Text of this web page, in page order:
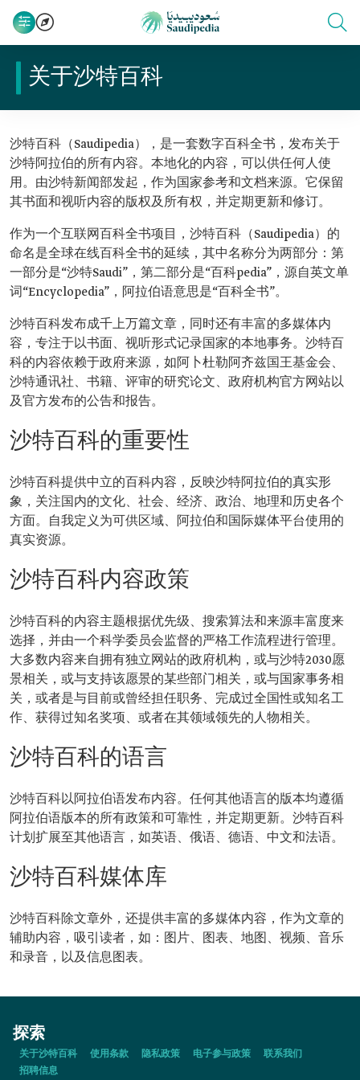
关于沙特百科
沙特百科（Saudipedia），是一套数字百科全书，发布关于
沙特阿拉伯的所有内容。本地化的内容，可以供任何人使
用。由沙特新闻部发起，作为国家参考和文档来源。它保留
其书面和视听内容的版权及所有权，并定期更新和修订。
作为一个互联网百科全书项目，沙特百科（Saudipedia）的
命名是全球在线百科全书的延续，其中名称分为两部分：第
一部分是“沙特Saudi”，第二部分是“百科pedia”，源自英文单
词“Encyclopedia”，阿拉伯语意思是“百科全书”。
沙特百科发布成千上万篇文章，同时还有丰富的多媒体内
容，专注于以书面、视听形式记录国家的本地事务。沙特百
科的内容依赖于政府来源，如阿卜杜勒阿齐兹国王基金会、
沙特通讯社、书籍、评审的研究论文、政府机构官方网站以
及官方发布的公告和报告。
沙特百科的重要性
沙特百科提供中立的百科内容，反映沙特阿拉伯的真实形
象，关注国内的文化、社会、经济、政治、地理和历史各个
方面。自我定义为可供区域、阿拉伯和国际媒体平台使用的
真实资源。
沙特百科内容政策
沙特百科的内容主题根据优先级、搜索算法和来源丰富度来
选择，并由一个科学委员会监督的严格工作流程进行管理。
大多数内容来自拥有独立网站的政府机构，或与沙特2030愿
景相关，或与支持该愿景的某些部门相关，或与国家事务相
关，或者是与目前或曾经担任职务、完成过全国性或知名工
作、获得过知名奖项、或者在其领域领先的人物相关。
沙特百科的语言
沙特百科以阿拉伯语发布内容。任何其他语言的版本均遵循
阿拉伯语版本的所有政策和可靠性，并定期更新。沙特百科
计划扩展至其他语言，如英语、俄语、德语、中文和法语。
沙特百科媒体库
沙特百科除文章外，还提供丰富的多媒体内容，作为文章的
辅助内容，吸引读者，如：图片、图表、地图、视频、音乐
和录音，以及信息图表。
探索
关于沙特百科 使用条款 隐私政策 电子参与政策
联系我们
招聘信息